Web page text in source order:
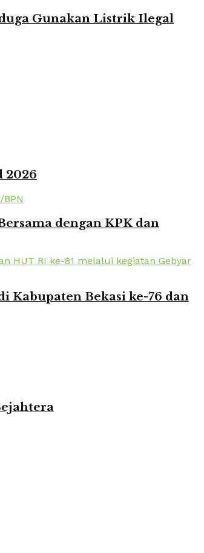
Gunakan Listrik Ilegal
2026
dengan KPK dan
Kabupaten Bekasi ke-76 dan